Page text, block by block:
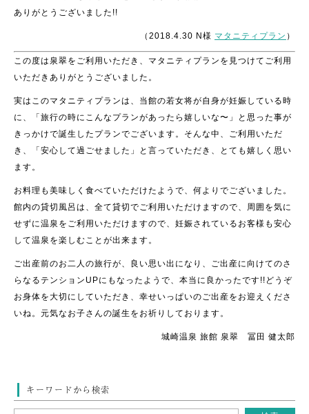
ありがとうございました!!
（2018.4.30 N様 マタニティプラン ）
この度は泉翠をご利用いただき、マタニティプランを見つけてご利用
いただきありがとうございました。
実はこのマタニティプランは、当館の若女将が自身が妊娠している時
に、「旅行の時にこんなプランがあったら嬉しいな〜」と思った事が
きっかけで誕生したプランでございます。そんな中、ご利用いただ
き、「安心して過ごせました」と言っていただき、とても嬉しく思い
ます。
お料理も美味しく食べていただけたようで、何よりでございました。
館内の貸切風呂は、全て貸切でご利用いただけますので、周囲を気に
せずに温泉をご利用いただけますので、妊娠されているお客様も安心
して温泉を楽しむことが出来ます。
ご出産前のお二人の旅行が、良い思い出になり、ご出産に向けてのさ
らなるテンションUPにもなったようで、本当に良かったです!!どうぞ
お身体を大切にしていただき、幸せいっぱいのご出産をお迎えくださ
いね。元気なお子さんの誕生をお祈りしております。
城崎温泉 旅館 泉翠 冨田 健太郎
キーワードから検索